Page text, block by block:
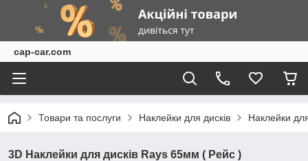
cap-car.com
Товари та послуги Наклейки для дисків Наклейки
3D Наклейки для дисків Rays 65мм ( Рейс )